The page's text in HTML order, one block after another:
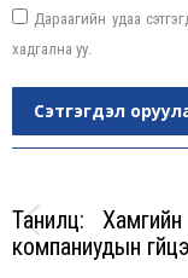
Дараагийн удаа
хадгална уу.
Сэтгэгдэл
Танилц:
компаниудын